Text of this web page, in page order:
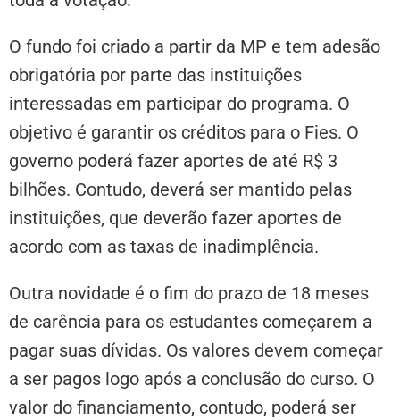
O fundo foi criado a partir da MP e tem adesão
obrigatória por parte das instituições
interessadas em participar do programa. O
objetivo é garantir os créditos para o Fies. O
governo poderá fazer aportes de até R$ 3
bilhões. Contudo, deverá ser mantido pelas
instituições, que deverão fazer aportes de
acordo com as taxas de inadimplência.
Outra novidade é o fim do prazo de 18 meses
de carência para os estudantes começarem a
pagar suas dívidas. Os valores devem começar
a ser pagos logo após a conclusão do curso. O
valor do financiamento, contudo, poderá ser